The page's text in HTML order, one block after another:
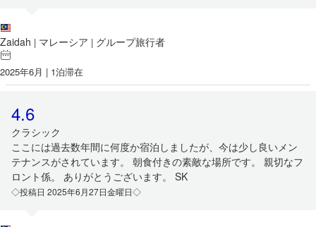
Zaidah | マレーシア | グループ旅行者
2025年6月 | 1泊滞在
4.6
クラシック
ここには過去数年間に何度か宿泊しましたが、今は少し良いメン
テナンスがされています。 朝食付きの素敵な場所です。 親切なフ
ロント係。 ありがとうございます。 SK
◇投稿日 2025年6月27日金曜日◇